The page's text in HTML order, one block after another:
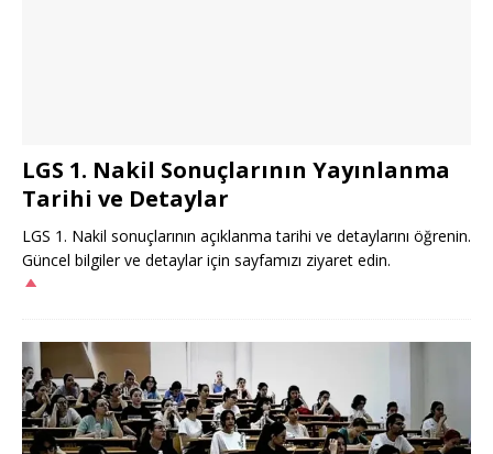
LGS 1. Nakil Sonuçlarının Yayınlanma
Tarihi ve Detaylar
LGS 1. Nakil sonuçlarının açıklanma tarihi ve detaylarını öğrenin.
Güncel bilgiler ve detaylar için sayfamızı ziyaret edin.